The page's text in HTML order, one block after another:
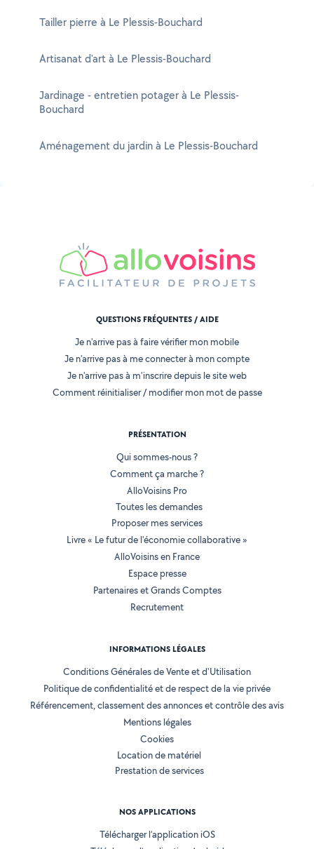
Tailler pierre à Le Plessis-Bouchard
Artisanat d'art à Le Plessis-Bouchard
Jardinage - entretien potager à Le Plessis-
Bouchard
Aménagement du jardin à Le Plessis-Bouchard
QUESTIONS FRÉQUENTES / AIDE
Je n'arrive pas à faire vérifier mon mobile
Je n'arrive pas à me connecter à mon compte
Je n'arrive pas à m'inscrire depuis le site web
Comment réinitialiser / modifier mon mot de passe
PRÉSENTATION
Qui sommes-nous ?
Comment ça marche ?
AlloVoisins Pro
Toutes les demandes
Proposer mes services
Livre « Le futur de l'économie collaborative »
AlloVoisins en France
Espace presse
Partenaires et Grands Comptes
Recrutement
INFORMATIONS LÉGALES
Conditions Générales de Vente et d'Utilisation
Politique de confidentialité et de respect de la vie privée
Référencement, classement des annonces et contrôle des avis
Mentions légales
Cookies
Location de matériel
Prestation de services
NOS APPLICATIONS
Télécharger l’application iOS